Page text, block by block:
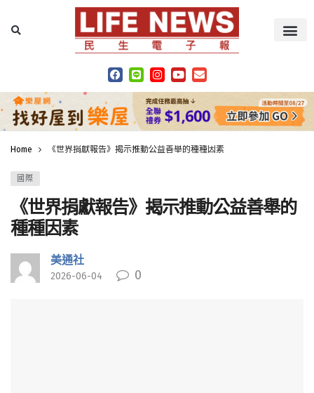
Home 《世界捐獻報告》揭示推動公益善舉的種種因素
國際
《世界捐獻報告》揭示推動公益善舉的
種種因素
美通社
2026-06-04 0